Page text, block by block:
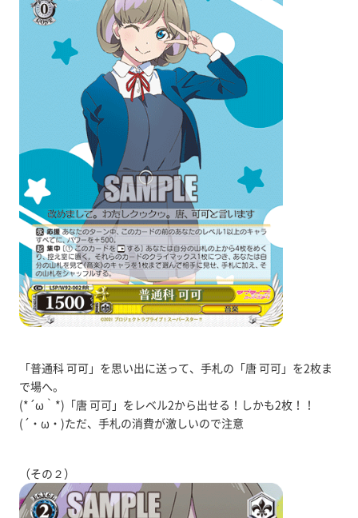
「普通科 可可」を思い出に送って、手札の「唐 可可」を2枚ま
で場へ。
(*´ω｀*)「唐 可可」をレベル2から出せる！しかも2枚！！
(´・ω・)ただ、手札の消費が激しいので注意
（その２）